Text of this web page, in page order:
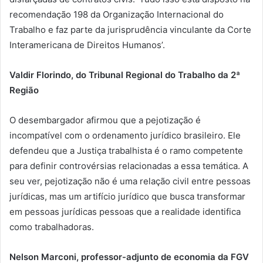
recomendação 198 da Organização Internacional do
Trabalho e faz parte da jurisprudência vinculante da Corte
Interamericana de Direitos Humanos’.
Valdir Florindo, do Tribunal Regional do Trabalho da 2ª
Região
O desembargador afirmou que a pejotização é
incompatível com o ordenamento jurídico brasileiro. Ele
defendeu que a Justiça trabalhista é o ramo competente
para definir controvérsias relacionadas a essa temática. A
seu ver, pejotização não é uma relação civil entre pessoas
jurídicas, mas um artifício jurídico que busca transformar
em pessoas jurídicas pessoas que a realidade identifica
como trabalhadoras.
Nelson Marconi, professor-adjunto de economia da FGV